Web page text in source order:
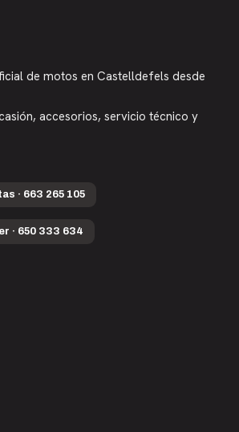
de motos en Castelldefels desde
accesorios, servicio técnico y
· 663 265 105
· 650 333 634